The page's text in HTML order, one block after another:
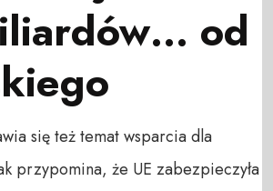
od
się też temat wsparcia dla
przypomina, że UE zabezpieczyła